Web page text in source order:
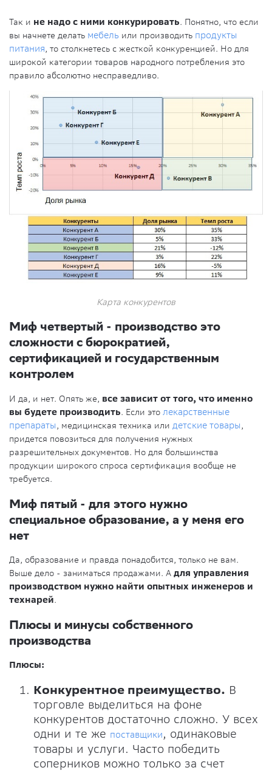
Так и не надо с ними конкурировать. Понятно, что если
вы начнете делать мебель или производить продукты
питания, то столкнетесь с жесткой конкуренцией. Но для
широкой категории товаров народного потребления это
правило абсолютно несправедливо.
Карта конкурентов
Миф четвертый - производство это
сложности с бюрократией,
сертификацией и государственным
контролем
И да, и нет. Опять же, все зависит от того, что именно
вы будете производить. Если это лекарственные
препараты, медицинская техника или детские товары,
придется повозиться для получения нужных
разрешительных документов. Но для большинства
продукции широкого спроса сертификация вообще не
требуется.
Миф пятый - для этого нужно
специальное образование, а у меня его
нет
Да, образование и правда понадобится, только не вам.
Выше дело - заниматься продажами. А для управления
производством нужно найти опытных инженеров и
технарей.
Плюсы и минусы собственного
производства
Плюсы:
Конкурентное преимущество. В
торговле выделиться на фоне
конкурентов достаточно сложно. У всех
одни и те же поставщики, одинаковые
товары и услуги. Часто победить
соперников можно только за счет